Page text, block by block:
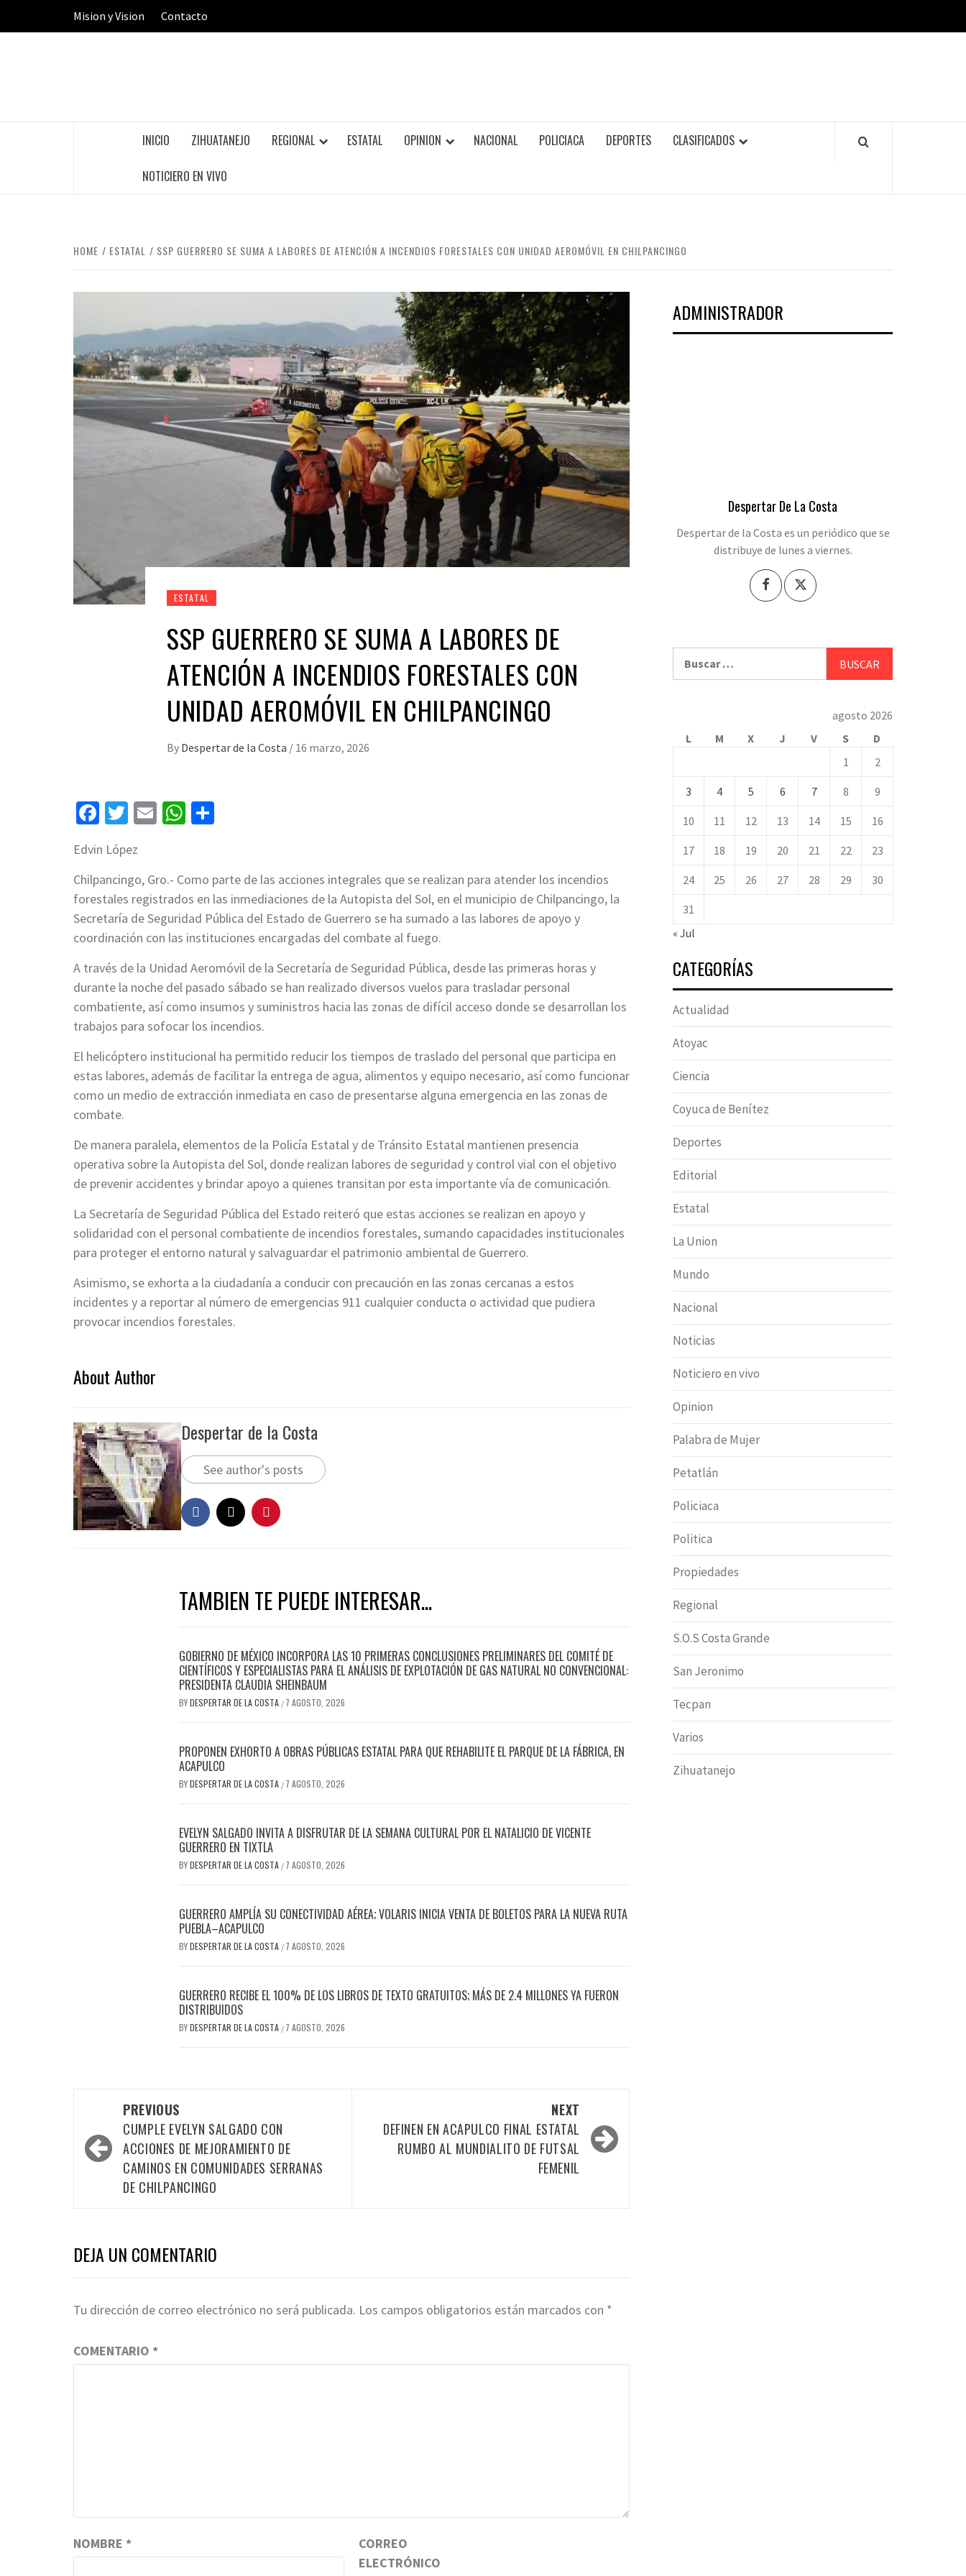
Mision y Vision Contacto
INICIO ZIHUATANEJO REGIONAL ESTATAL OPINION NACIONAL POLICIACA DEPORTES CLASIFICADOS
NOTICIERO EN VIVO
HOME ESTATAL SSP GUERRERO SE SUMA A LABORES DE ATENCIÓN A INCENDIOS FORESTALES CON UNIDAD AEROMÓVIL EN CHILPANCINGO
ESTATAL
SSP GUERRERO SE SUMA A LABORES DE
ATENCIÓN A INCENDIOS FORESTALES CON
UNIDAD AEROMÓVIL EN CHILPANCINGO
By Despertar de la Costa / 16 marzo, 2026
Facebook
Twitter
EmailWhatsApp
Edvin López
Chilpancingo, Gro.- Como parte de las acciones integrales que se realizan para atender los incendios
forestales registrados en las inmediaciones de la Autopista del Sol, en el municipio de Chilpancingo, la
Secretaría de Seguridad Pública del Estado de Guerrero se ha sumado a las labores de apoyo y
coordinación con las instituciones encargadas del combate al fuego.
A través de la Unidad Aeromóvil de la Secretaría de Seguridad Pública, desde las primeras horas y
durante la noche del pasado sábado se han realizado diversos vuelos para trasladar personal
combatiente, así como insumos y suministros hacia las zonas de difícil acceso donde se desarrollan los
trabajos para sofocar los incendios.
El helicóptero institucional ha permitido reducir los tiempos de traslado del personal que participa en
estas labores, además de facilitar la entrega de agua, alimentos y equipo necesario, así como funcionar
como un medio de extracción inmediata en caso de presentarse alguna emergencia en las zonas de
combate.
De manera paralela, elementos de la Policía Estatal y de Tránsito Estatal mantienen presencia
operativa sobre la Autopista del Sol, donde realizan labores de seguridad y control vial con el objetivo
de prevenir accidentes y brindar apoyo a quienes transitan por esta importante vía de comunicación.
La Secretaría de Seguridad Pública del Estado reiteró que estas acciones se realizan en apoyo y
solidaridad con el personal combatiente de incendios forestales, sumando capacidades institucionales
para proteger el entorno natural y salvaguardar el patrimonio ambiental de Guerrero.
Asimismo, se exhorta a la ciudadanía a conducir con precaución en las zonas cercanas a estos
incidentes y a reportar al número de emergencias 911 cualquier conducta o actividad que pudiera
provocar incendios forestales.
About Author
Despertar de la Costa
See author's posts
TAMBIEN TE PUEDE INTERESAR...
GOBIERNO DE MÉXICO INCORPORA LAS 10 PRIMERAS CONCLUSIONES PRELIMINARES DEL COMITÉ DE
CIENTÍFICOS Y ESPECIALISTAS PARA EL ANÁLISIS DE EXPLOTACIÓN DE GAS NATURAL NO CONVENCIONAL:
PRESIDENTA CLAUDIA SHEINBAUM
BYDESPERTAR DE LA COSTA / 7 AGOSTO, 2026
PROPONEN EXHORTO A OBRAS PÚBLICAS ESTATAL PARA QUE REHABILITE EL PARQUE DE LA FÁBRICA, EN
ACAPULCO
BYDESPERTAR DE LA COSTA / 7 AGOSTO, 2026
EVELYN SALGADO INVITA A DISFRUTAR DE LA SEMANA CULTURAL POR EL NATALICIO DE VICENTE
GUERRERO EN TIXTLA
BYDESPERTAR DE LA COSTA / 7 AGOSTO, 2026
GUERRERO AMPLÍA SU CONECTIVIDAD AÉREA; VOLARIS INICIA VENTA DE BOLETOS PARA LA NUEVA RUTA
PUEBLA–ACAPULCO
BYDESPERTAR DE LA COSTA / 7 AGOSTO, 2026
GUERRERO RECIBE EL 100% DE LOS LIBROS DE TEXTO GRATUITOS; MÁS DE 2.4 MILLONES YA FUERON
DISTRIBUIDOS
BYDESPERTAR DE LA COSTA / 7 AGOSTO, 2026
navigation
PREVIOUS
CUMPLE EVELYN SALGADO CON
ACCIONES DE MEJORAMIENTO DE
CAMINOS EN COMUNIDADES SERRANAS
DE CHILPANCINGO
NEXT
DEFINEN EN ACAPULCO FINAL ESTATAL
RUMBO AL MUNDIALITO DE FUTSAL
FEMENIL
DEJA UN COMENTARIO
Tu dirección de correo electrónico no será publicada. Los campos obligatorios están marcados con *
COMENTARIO *
NOMBRE *
CORREO
ELECTRÓNICO
ADMINISTRADOR
Despertar De La Costa
Despertar de la Costa es un periódico que se
distribuye de lunes a viernes.
agosto 2026
L
M X J V S
D
1
2
3 4 5 6 7 8 9
10 11 12 13 14 15 16
17 18 19 20 21 22 23
24 25 26 27 28 29 30
31
« Jul
CATEGORÍAS
Actualidad
Atoyac
Ciencia
Coyuca de Benítez
Deportes
Editorial
Estatal
La Union
Mundo
Nacional
Noticias
Noticiero en vivo
Opinion
Palabra de Mujer
Petatlán
Policiaca
Politica
Propiedades
Regional
S.O.S Costa Grande
San Jeronimo
Tecpan
Varios
Zihuatanejo